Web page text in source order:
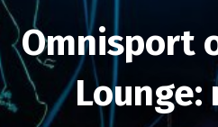
Omnisport
Lounge: